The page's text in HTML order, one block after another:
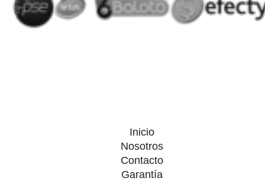
Inicio
Nosotros
Contacto
Garantía